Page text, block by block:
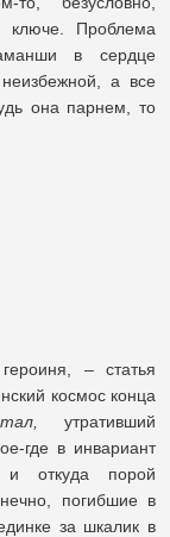
ключе. Проблема
в сердце
неизбежной, а все
она парнем, то
– статья
космос конца
утративший
где в инвариант
и откуда порой
погибшие в
за шкалик в